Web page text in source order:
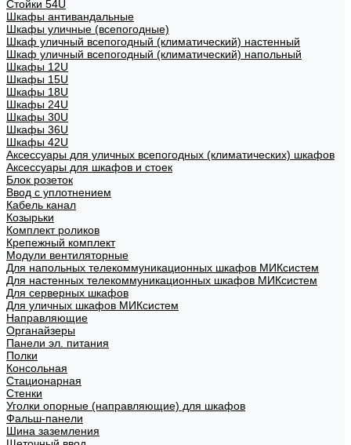
Стойки 54U
Шкафы антивандальные
Шкафы уличные (всепогодные)
Шкаф уличный всепогодный (климатический) настенный
Шкаф уличный всепогодный (климатический) напольный
Шкафы 12U
Шкафы 15U
Шкафы 18U
Шкафы 24U
Шкафы 30U
Шкафы 36U
Шкафы 42U
Аксессуары для уличных всепогодных (климатических) шкафов
Аксессуары для шкафов и стоек
Блок розеток
Ввод с уплотнением
Кабель канал
Козырьки
Комплект роликов
Крепежный комплект
Модули вентиляторные
Для напольных телекоммуникационных шкафов МИКсистем
Для настенных телекоммуникационных шкафов МИКсистем
Для серверных шкафов
Для уличных шкафов МИКсистем
Направляющие
Органайзеры
Панели эл. питания
Полки
Консольная
Стационарная
Стенки
Уголки опорные (направляющие) для шкафов
Фальш-панели
Шина заземления